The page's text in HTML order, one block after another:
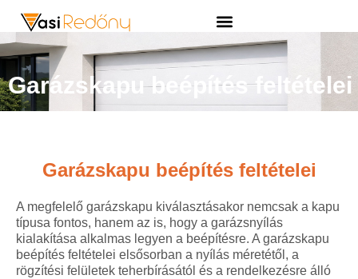
Garázskapu beépítés feltételei
Garázskapu beépítés feltételei
A megfelelő garázskapu kiválasztásakor nemcsak a kapu
típusa fontos, hanem az is, hogy a garázsnyílás
kialakítása alkalmas legyen a beépítésre. A garázskapu
beépítés feltételei elsősorban a nyílás méretétől, a
rögzítési felületek teherbírásától és a rendelkezésre álló